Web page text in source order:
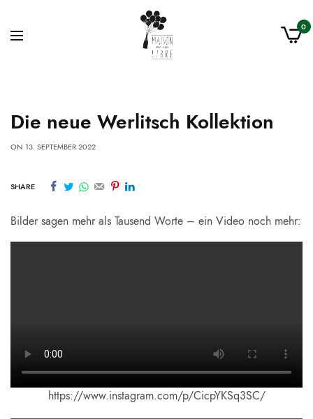
0
Die neue Werlitsch Kollektion
ON 13. SEPTEMBER 2022
SHARE
Bilder sagen mehr als Tausend Worte – ein Video noch mehr:
https://www.instagram.com/p/CicpYKSq3SC/